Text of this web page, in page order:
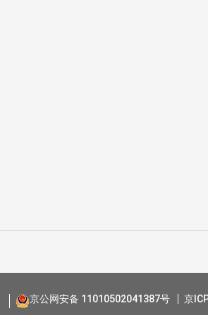
京公网安备 11010502041387号 京